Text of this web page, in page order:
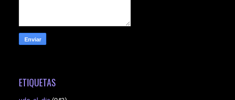
ETIQUETAS